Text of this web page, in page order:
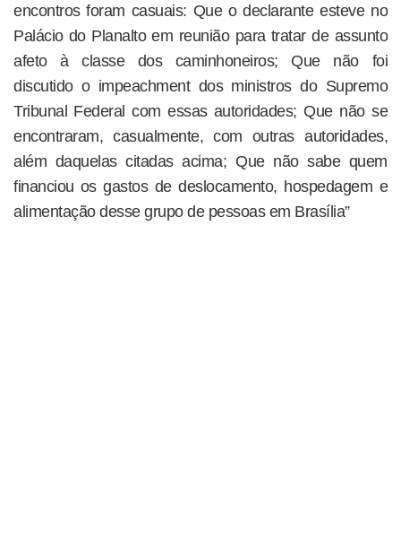
encontros foram casuais: Que o declarante esteve no
Palácio do Planalto em reunião para tratar de assunto
afeto à classe dos caminhoneiros; Que não foi
discutido o impeachment dos ministros do Supremo
Tribunal Federal com essas autoridades; Que não se
encontraram, casualmente, com outras autoridades,
além daquelas citadas acima; Que não sabe quem
financiou os gastos de deslocamento, hospedagem e
alimentação desse grupo de pessoas em Brasília”